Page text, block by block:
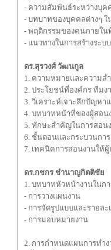
- ความสัมพันธ์ระหว่างบุค
- บทบาทของบุคคลต่างๆ ใ
- พฤติกรรมของคนภายใน
- แนวทางในการสร้างระบ
ดร.สุรวงศ์ วัฒนกูล
1. ความหมายและความส
2. ประโยชน์ที่องค์กร ทีม
3. วิเคราะห์เจาะลึกปัญห
4. บทบาทหน้าที่ของผู้สอน
5. ทักษะสำคัญในการสอน
6. ชั้นตอนและกระบวนกา
7. เทคนิคการสอนงานให้ผู้
ดร.กชกร ชํานาญกิตติชัย
1. บทบาทหัวหน้างานในก
- การวางแผนงาน
- การจัดรูปแบบและรายละ
- การมอบหมายงาน
2. การกําหนดแผนการทําง